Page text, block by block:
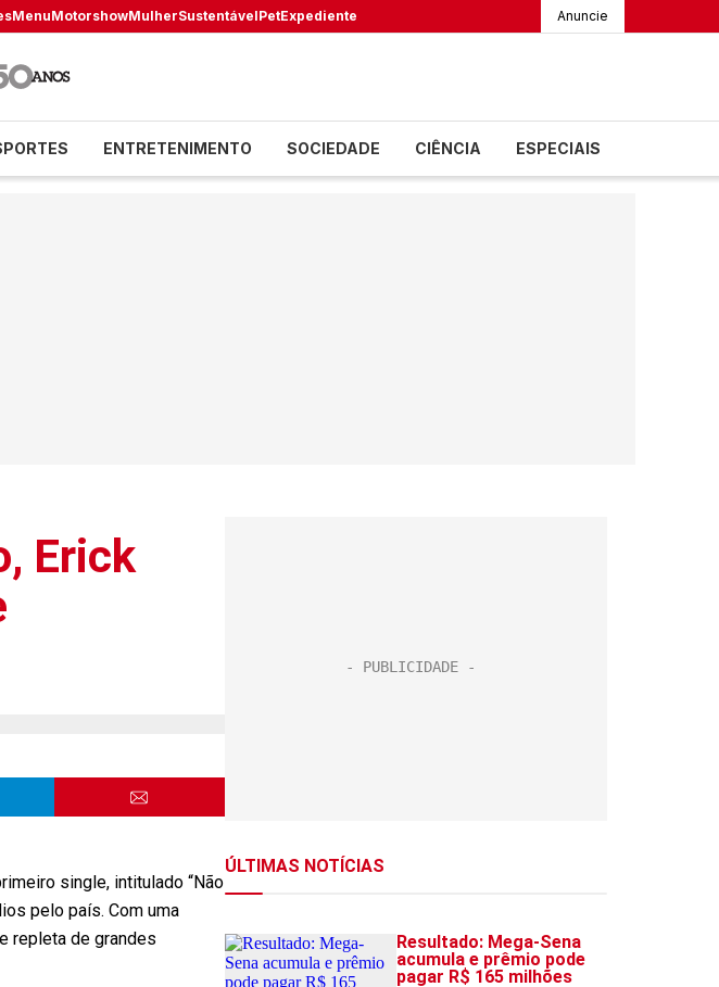
MenuMotorshowMulherSustentávelPetExpediente Anuncie
ENTRETENIMENTO SOCIEDADE CIÊNCIA ESPECIAIS
Erick
single, intitulado “Não
pelo país. Com uma
repleta de grandes